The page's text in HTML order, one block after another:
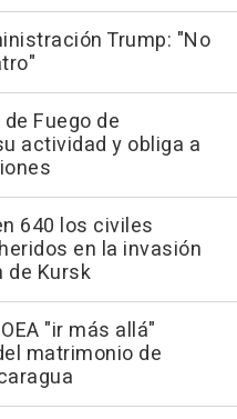
Trump: "No
Fuego de
actividad y obliga a
640 los civiles
en la invasión
de Kursk
"ir más allá"
matrimonio de